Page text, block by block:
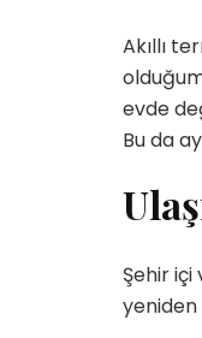
Akıllı
evde
Bu da
Şehir
yeniden